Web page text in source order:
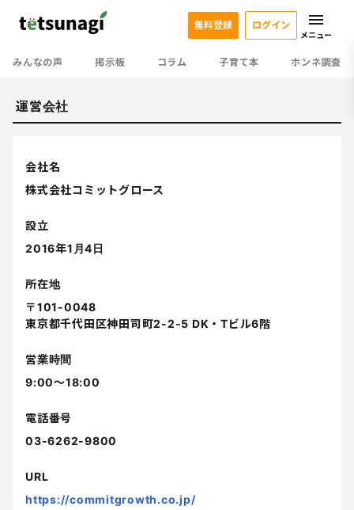
みんなの声 掲示板 コラム 子育て本 ホンネ調査
無料登録 ログイン
メニュー
運営会社
会社名
株式会社コミットグロース
設立
2016年1月4日
所在地
〒101-0048
東京都千代田区神田司町2-2-5 DK・Tビル6階
営業時間
9:00〜18:00
電話番号
03-6262-9800
URL
https://commitgrowth.co.jp/